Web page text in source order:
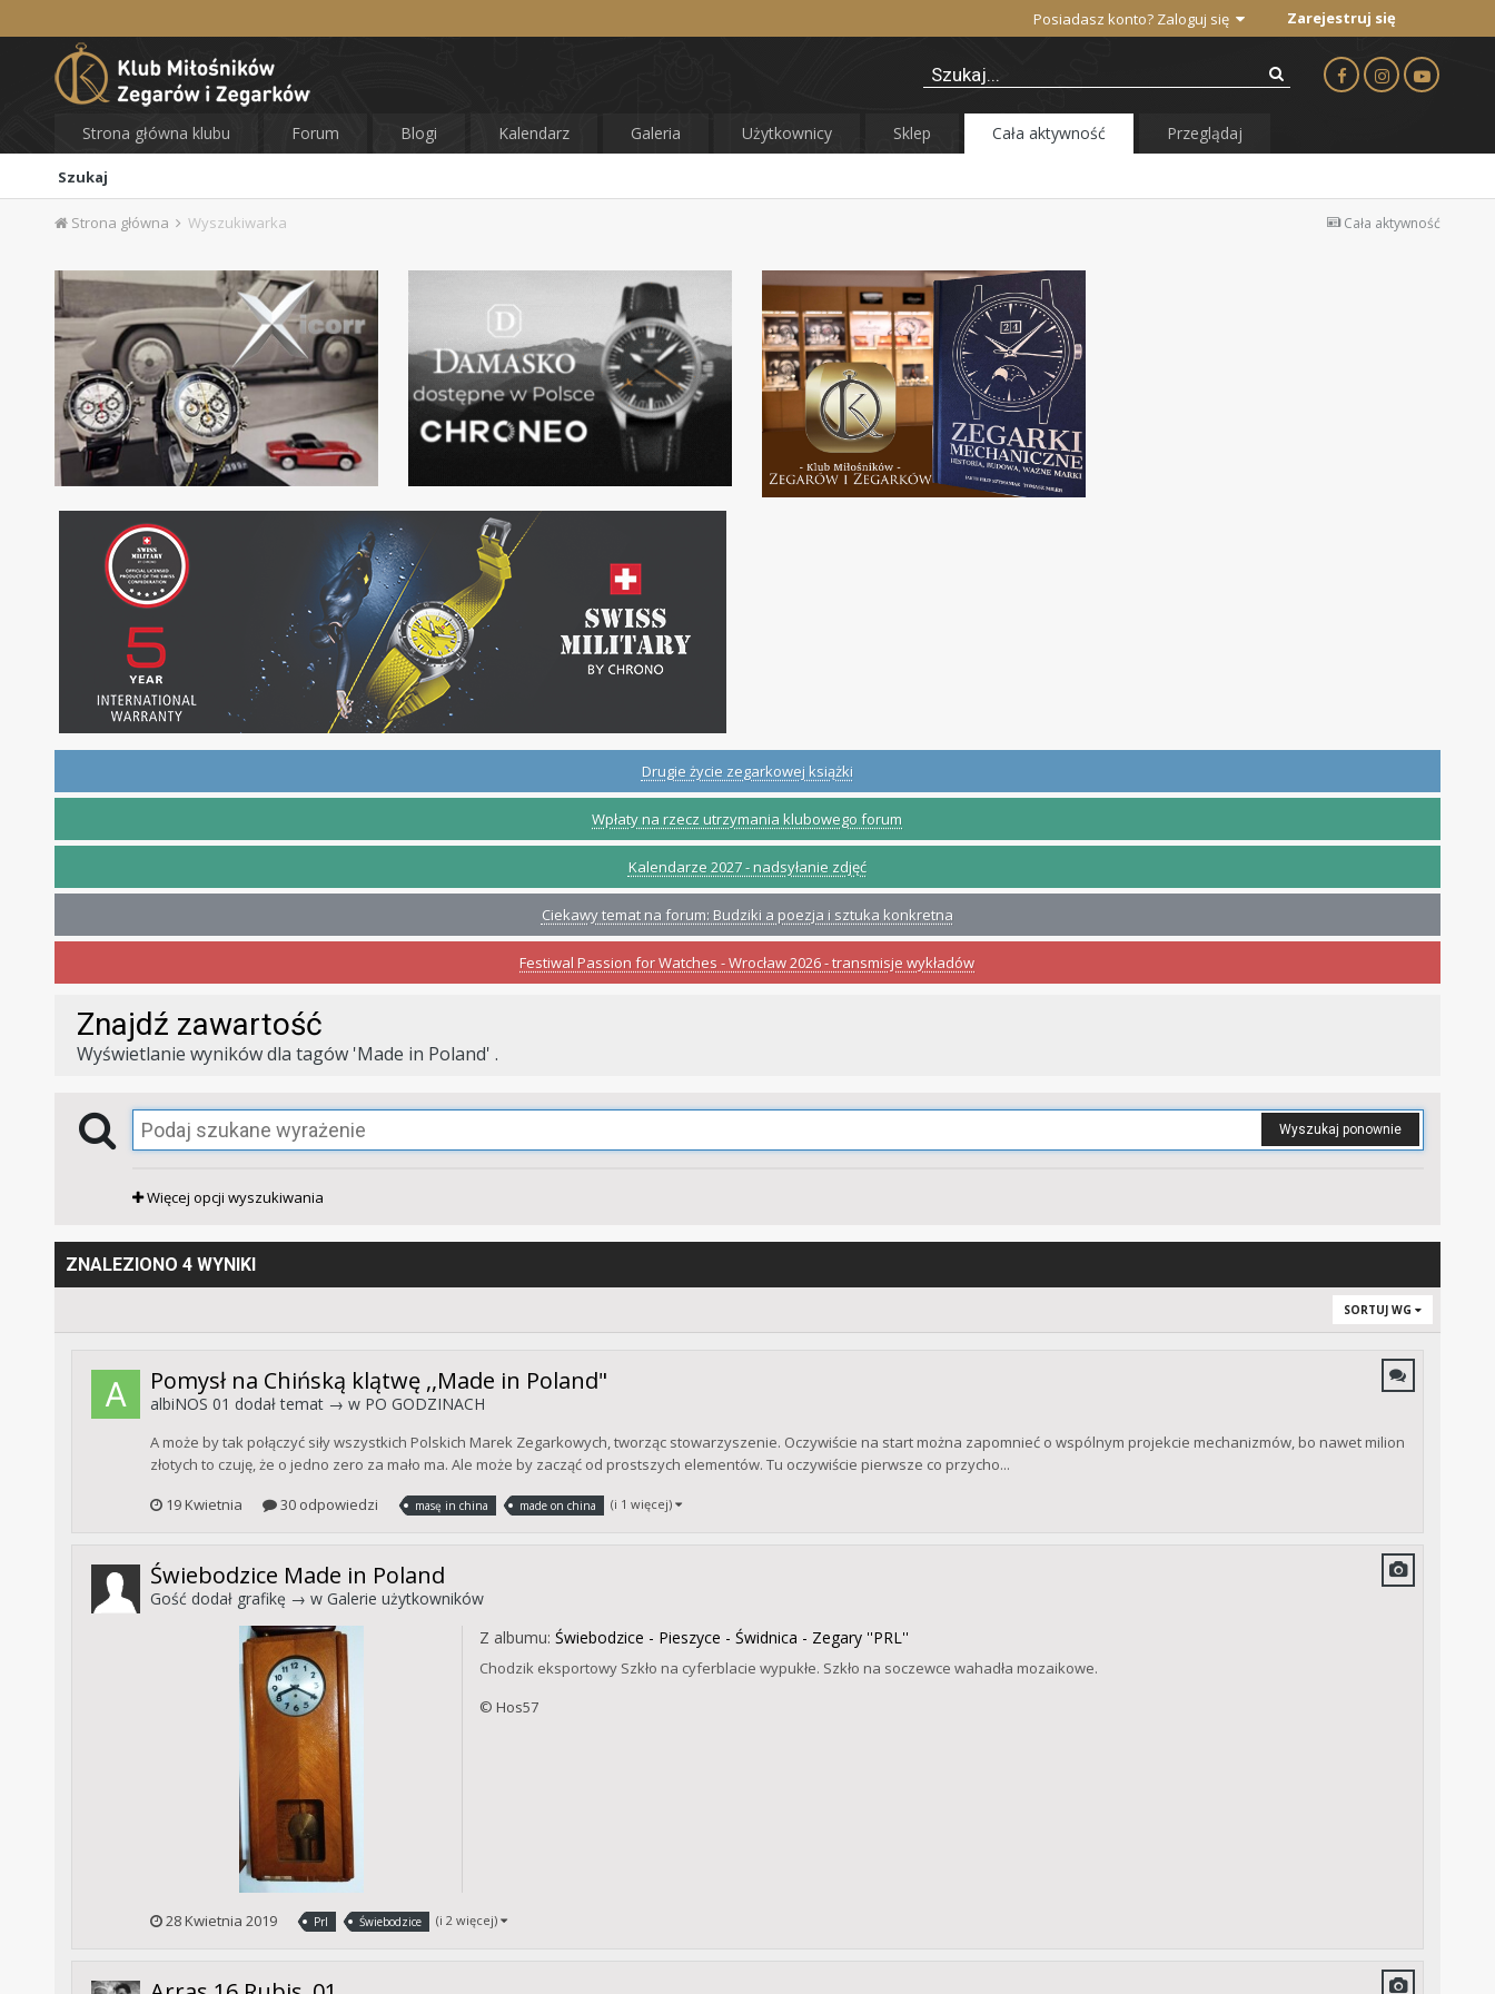
Posiadasz konto? Zaloguj się Zarejestruj się
Strona główna klubu Forum Blogi Kalendarz Galeria Użytkownicy Sklep Cała aktywność
Szukaj
Przeglądaj
Cała aktywność
Strona główna Wyszukiwarka
Drugie życie zegarkowej książki
Wpłaty na rzecz utrzymania klubowego forum
Kalendarze 2027 - nadsyłanie zdjęć
Ciekawy temat na forum: Budziki a poezja i sztuka konkretna
Festiwal Passion for Watches - Wrocław 2026 - transmisje wykładów
Znajdź zawartość
Wyświetlanie wyników dla tagów 'Made in Poland' .
Wyszukaj ponownie
Więcej opcji wyszukiwania
ZNALEZIONO 4 WYNIKI
SORTUJ WG
Pomysł na Chińską klątwę ,,Made in Poland"
albiNOS 01 dodał temat → w PO GODZINACH
A może by tak połączyć siły wszystkich Polskich Marek Zegarkowych, tworząc stowarzyszenie. Oczywiście na start można zapomnieć o wspólnym projekcie mechanizmów, bo nawet milion
złotych to czuję, że o jedno zero za mało ma. Ale może by zacząć od prostszych elementów. Tu oczywiście pierwsze co przycho...
19 Kwietnia
30 odpowiedzi masę in china made on china (i 1 więcej)
Świebodzice Made in Poland
Gość dodał grafikę → w Galerie użytkowników
Z albumu: Świebodzice - Pieszyce - Świdnica - Zegary ''PRL''
Chodzik eksportowy Szkło na cyferblacie wypukłe. Szkło na soczewce wahadła mozaikowe.
© Hos57
28 Kwietnia 2019 Prl Świebodzice (i 2 więcej)